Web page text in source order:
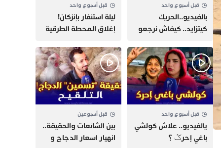
قبل أسبوع واحد
بالفيديو..الحريك
كيتزايد.. كيفاش نرجعو
قبل أسبوع واحد
​ليلة استنفار بإنزكان!
إغلاق المحطة الطرقية
اللحاق بـ”هروب سبتة”
قبل أسبوع واحد
يالفيديو.. علاش كولشي
باغي إحرݣ ؟
قبل أسبوعين
بين الشائعات والحقيقة..
انهيار اسعار الدجاج و